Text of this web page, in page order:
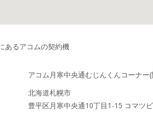
あるアコムの契約機
アコム月寒中央通むじんくんコーナー
北海道札幌市
豊平区月寒中央通10丁目1-15 コマツ